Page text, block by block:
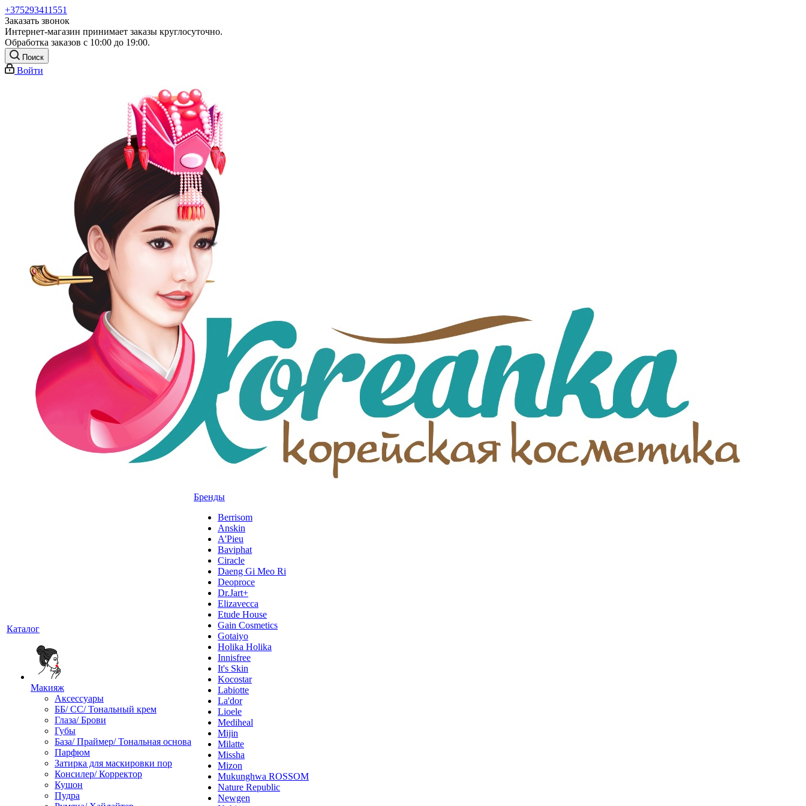
+375293411551
Заказать звонок
Интернет-магазин принимает заказы круглосуточно.
Обработка заказов с 10:00 до 19:00.
Поиск
Войти
Каталог
Макияж
Аксессуары
ББ/ СС/ Тональный крем
Глаза/ Брови
Губы
База/ Праймер/ Тональная основа
Парфюм
Затирка для маскировки пор
Консилер/ Корректор
Кушон
Пудра
Бренды
Berrisom
Anskin
A'Pieu
Baviphat
Ciracle
Daeng Gi Meo Ri
Deoproce
Dr.Jart+
Elizavecca
Etude House
Gain Cosmetics
Gotaiyo
Holika Holika
Innisfree
It's Skin
Kocostar
Labiotte
La'dor
Lioele
Mediheal
Mijin
Milatte
Missha
Mizon
Mukunghwa ROSSOM
Nature Republic
Newgen